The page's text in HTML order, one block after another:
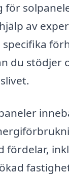
för
av
du stödjer
fördelar,